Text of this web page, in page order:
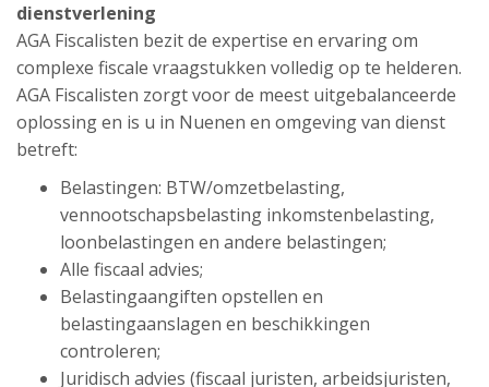
dienstverlening
AGA Fiscalisten bezit de expertise en ervaring om
complexe fiscale vraagstukken volledig op te helderen.
AGA Fiscalisten zorgt voor de meest uitgebalanceerde
oplossing en is u in Nuenen en omgeving van dienst
betreft:
Belastingen: BTW/omzetbelasting,
vennootschapsbelasting inkomstenbelasting,
loonbelastingen en andere belastingen;
Alle fiscaal advies;
Belastingaangiften opstellen en
belastingaanslagen en beschikkingen
controleren;
Juridisch advies (fiscaal juristen, arbeidsjuristen,